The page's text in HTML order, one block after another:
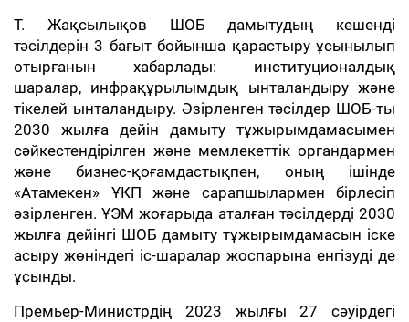
Т. Жақсылықов ШОБ дамытудың кешенді
тәсілдерін 3 бағыт бойынша қарастыру ұсынылып
отырғанын хабарлады: институционалдық
шаралар, инфрақұрылымдық ынталандыру және
тікелей ынталандыру. Әзірленген тәсілдер ШОБ-ты
2030 жылға дейін дамыту тұжырымдамасымен
сәйкестендірілген және мемлекеттік органдармен
және бизнес-қоғамдастықпен, оның ішінде
«Атамекен» ҰКП және сарапшылармен бірлесіп
әзірленген. ҰЭМ жоғарыда аталған тәсілдерді 2030
жылға дейінгі ШОБ дамыту тұжырымдамасын іске
асыру жөніндегі іс-шаралар жоспарына енгізуді де
ұсынды.
Премьер-Министрдің 2023 жылғы 27 сәуірдегі